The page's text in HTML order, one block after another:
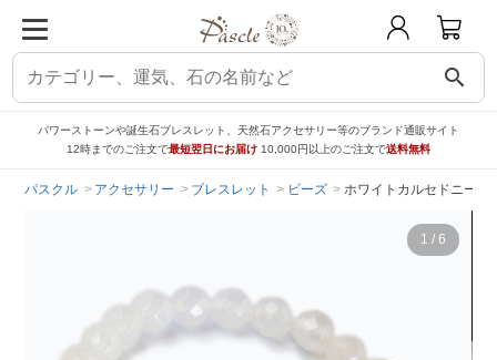
search
パワーストーンや誕生石ブレスレット、天然石アクセサリー等のブランド通販サイト
12時までのご注文で最短翌日にお届け 10,000円以上のご注文で送料無料
パスクル アクセサリー ブレスレット ビーズ ホワイトカルセドニー（
1 / 6